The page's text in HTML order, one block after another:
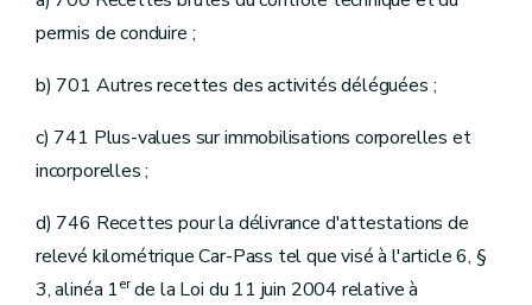
permis de conduire ;
b) 701 Autres recettes des activités déléguées ;
c) 741 Plus-values sur immobilisations corporelles et
incorporelles ;
d) 746 Recettes pour la délivrance d'attestations de
relevé kilométrique Car-Pass tel que visé à l'article 6, §
3, alinéa 1erde la Loi du 11 juin 2004 relative à